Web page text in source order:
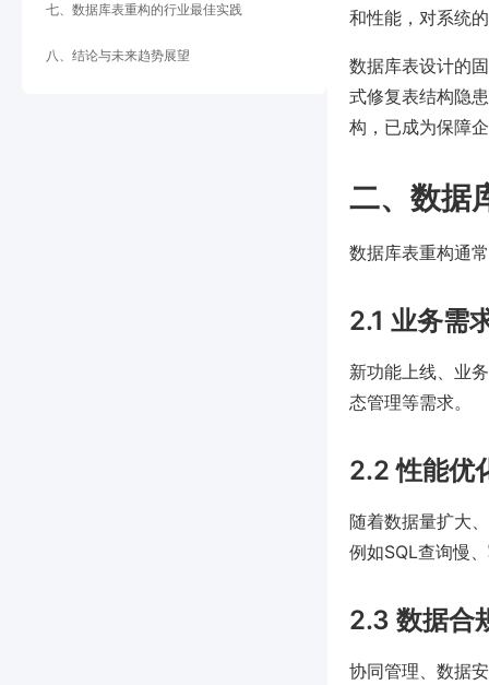
七、数据库表重构的行业最佳实践
八、结论与未来趋势展望
和性能，对系统
数据库表设计的
式修复表结构隐
构，已成为保障
二、数据
数据库表重构通
2.1 业务需
新功能上线、业
态管理等需求。
2.2 性能优
随着数据量扩大
例如SQL查询慢
2.3 数据合
协同管理、数据